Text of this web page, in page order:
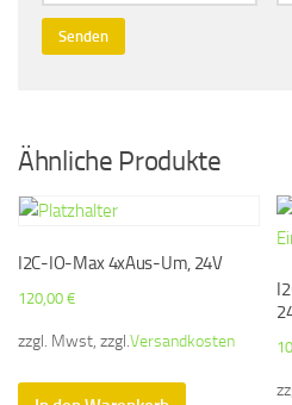
Ähnliche Produkte
I2C-IO-Max 4xAus-Um, 24V
120,00 €
zzgl. Mwst, zzgl. Versandkosten